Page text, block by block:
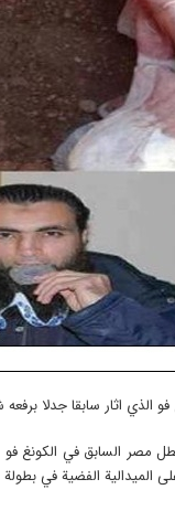
اثار سابقا جدلا برفعه
مصر السابق في الكونغ فو
الميدالية الفضية في بطولة